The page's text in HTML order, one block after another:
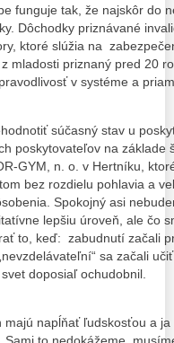
funguje tak, že najskôr do
Dôchodky priznávané
ktoré slúžia na
mladosti priznaný pred 20
v systéme a
súčasný stav u
poskytovateľov na základe
GYM, n. o. v Hertníku,
bez rozdielu pohlavia a
Spokojný asi
lepšiu úroveň, ale čo
to, keď: zabudnutí začali
sa začali
doposiaľ ochudobnil.
majú napĺňať ľudskosťou a